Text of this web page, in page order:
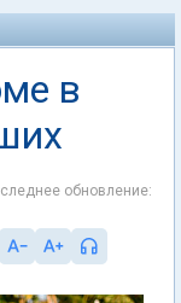
в
обновление: